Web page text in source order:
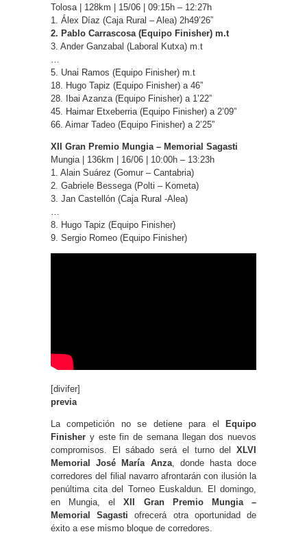
Tolosa | 128km | 15/06 | 09:15h – 12:27h
1. Álex Díaz (Caja Rural – Alea) 2h49’26”
2. Pablo Carrascosa (Equipo Finisher) m.t
3. Ander Ganzabal (Laboral Kutxa) m.t
5. Unai Ramos (Equipo Finisher) m.t
18. Hugo Tapiz (Equipo Finisher) a 46”
28. Ibai Azanza (Equipo Finisher) a 1’22”
45. Haimar Etxeberria (Equipo Finisher) a 2’09”
66. Aimar Tadeo (Equipo Finisher) a 2’25”
XII Gran Premio Mungia – Memorial Sagasti
Mungia | 136km | 16/06 | 10:00h – 13:23h
1. Alain Suárez (Gomur – Cantabria)
2. Gabriele Bessega (Polti – Kometa)
3. Jan Castellón (Caja Rural -Alea)
8. Hugo Tapiz (Equipo Finisher)
9. Sergio Romeo (Equipo Finisher)
[divifer]
previa
La competición no se detiene para el
Equipo
Finisher y este fin de semana llegan dos nuevos
compromisos. El sábado será el turno del XLVI
Memorial José María Anza, donde hasta doce
corredores del filial navarro afrontarán con ilusión la
penúltima cita del Torneo Euskaldun. El domingo,
en Mungia, elXII Gran Premio Mungia –
Memorial Sagasti ofrecerá otra oportunidad de
éxito a ese mismo bloque de corredores.